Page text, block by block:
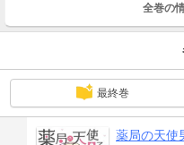
全巻の
最終巻
薬局の天使